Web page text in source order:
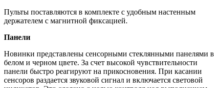
Пульты поставляются в комплекте с удобным настенным
держателем с магнитной фиксацией.
Панели
Новинки представлены сенсорными стеклянными панелями в
белом и черном цвете. За счет высокой чувствительности
панели быстро реагируют на прикосновения. При касании
сенсоров раздается звуковой сигнал и включается световой